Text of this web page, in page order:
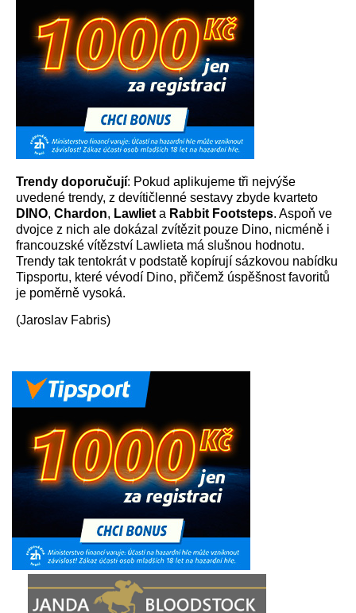
Trendy doporučují: Pokud aplikujeme tři nejvýše
uvedené trendy, z devítičlenné sestavy zbyde kvarteto
DINO, Chardon, Lawliet a Rabbit Footsteps. Aspoň ve
dvojce z nich ale dokázal zvítězit pouze Dino, nicméně i
francouzské vítězství Lawlieta má slušnou hodnotu.
Trendy tak tentokrát v podstatě kopírují sázkovou nabídku
Tipsportu, které vévodí Dino, přičemž úspěšnost favoritů
je poměrně vysoká.
(Jaroslav Fabris)